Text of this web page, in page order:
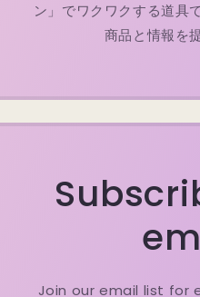
ン」でワクワクする道具
商品と情報を
Join our email list for